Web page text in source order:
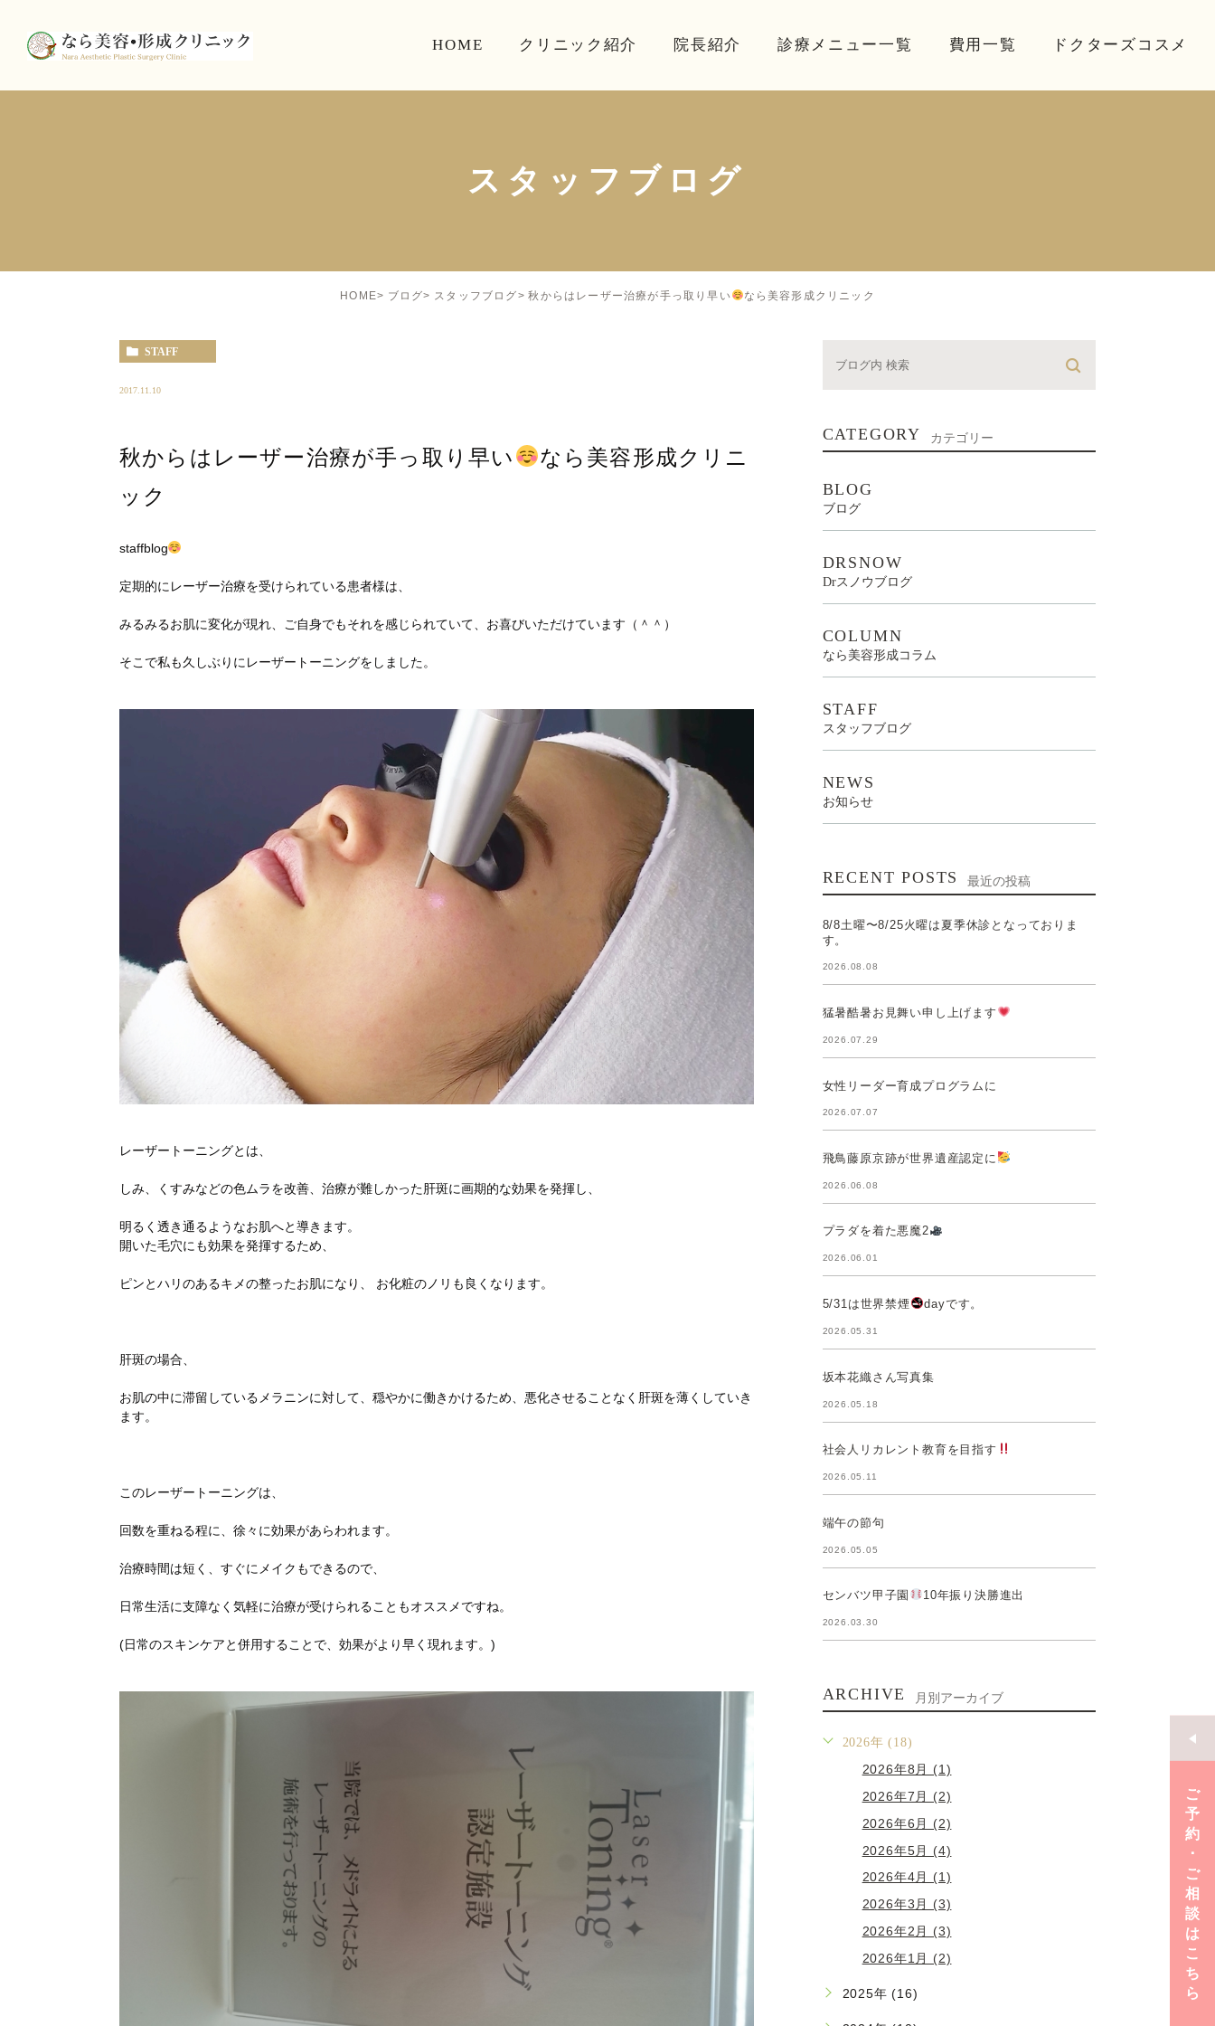
HOME クリニック紹介 院長紹介 診療メニュー一覧 費用一覧 ドクターズコスメ
ご
予
約
･
ご
相
談
は
こ
ち
ら
スタッフブログ
HOME ブログ スタッフブログ 秋からはレーザー治療が手っ取り早い なら美容形成クリニック
STAFF
2017.11.10
秋からはレーザー治療が手っ取り早い
なら美容形成クリニ
ック
staffblog
定期的にレーザー治療を受けられている患者様は、
みるみるお肌に変化が現れ、ご自身でもそれを感じられていて、お喜びいただけています（＾＾）
そこで私も久しぶりにレーザートーニングをしました。
レーザートーニングとは、
しみ、くすみなどの色ムラを改善、治療が難しかった肝斑に画期的な効果を発揮し、
明るく透き通るようなお肌へと導きます。
開いた毛穴にも効果を発揮するため、
ピンとハリのあるキメの整ったお肌になり、 お化粧のノリも良くなります。
肝斑の場合、
お肌の中に滞留しているメラニンに対して、穏やかに働きかけるため、悪化させることなく肝斑を薄くしていき
ます。
このレーザートーニングは、
回数を重ねる程に、徐々に効果があらわれます。
治療時間は短く、すぐにメイクもできるので、
日常生活に支障なく気軽に治療が受けられることもオススメですね。
(日常のスキンケアと併用することで、効果がより早く現れます。)
CATEGORY カテゴリー
BLOG
ブログ
DRSNOW
Drスノウブログ
COLUMN
なら美容形成コラム
STAFF
スタッフブログ
NEWS
お知らせ
RECENT POSTS 最近の投稿
8/8土曜〜8/25火曜は夏季休診となっておりま
す。
2026.08.08
猛暑酷暑お見舞い申し上げます
2026.07.29
女性リーダー育成プログラムに
2026.07.07
飛鳥藤原京跡が世界遺産認定に
2026.06.08
プラダを着た悪魔2
2026.06.01
5/31は世界禁煙 dayです。
2026.05.31
坂本花織さん写真集
2026.05.18
社会人リカレント教育を目指す
2026.05.11
端午の節句
2026.05.05
センバツ甲子園 10年振り決勝進出
2026.03.30
ARCHIVE 月別アーカイブ
2026年 (18)
2026年8月 (1)
2026年7月 (2)
2026年6月 (2)
2026年5月 (4)
2026年4月 (1)
2026年3月 (3)
2026年2月 (3)
2026年1月 (2)
2025年 (16)